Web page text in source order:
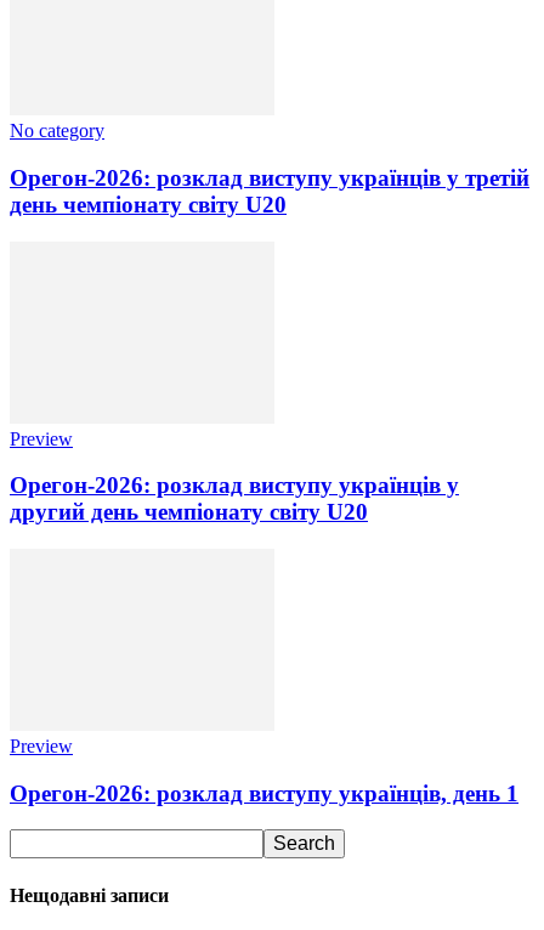
No category
Орегон-2026: розклад виступу українців у третій
день чемпіонату світу U20
Preview
Орегон-2026: розклад виступу українців у
другий день чемпіонату світу U20
Preview
Орегон-2026: розклад виступу українців, день 1
Нещодавні записи